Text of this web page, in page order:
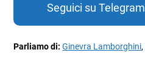
Seguici su Telegram
Parliamo di:Ginevra Lamborghini,